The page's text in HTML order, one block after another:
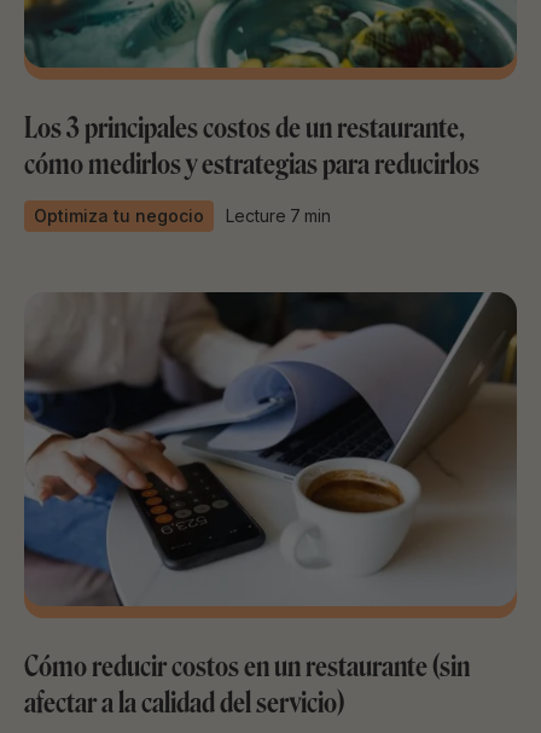
Los 3 principales costos de un restaurante,
cómo medirlos y estrategias para reducirlos
Optimiza tu negocio Lecture 7 min
Cómo reducir costos en un restaurante (sin
afectar a la calidad del servicio)